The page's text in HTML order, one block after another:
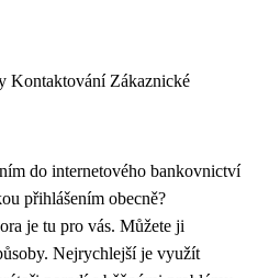
Kontaktování Zákaznické
do internetového bankovnictví
přihlášením obecně?
je tu pro vás. Můžete ji
Nejrychlejší je využít